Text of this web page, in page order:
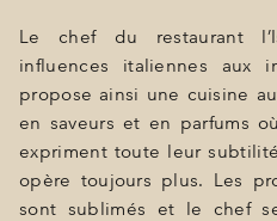
OFFRES
LA BOUTIQUE
ACTUALITÉS
Le chef du restaurant
influences italiennes aux
propose ainsi une cuisine
en saveurs et en parfums
expriment toute leur
opère toujours plus. Les
sont sublimés et le chef